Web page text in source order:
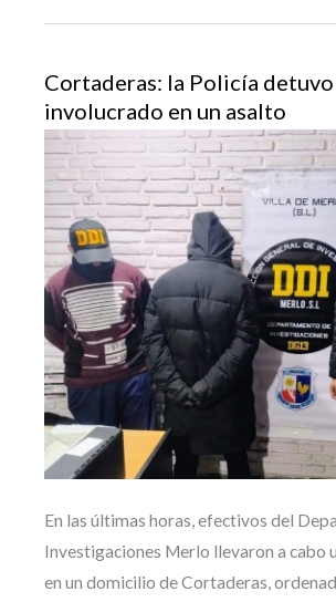
Cortaderas: la Policía detuvo
involucrado en un asalto
En las últimas horas, efectivos del
Investigaciones Merlo llevaron a cabo
en un domicilio de Cortaderas,